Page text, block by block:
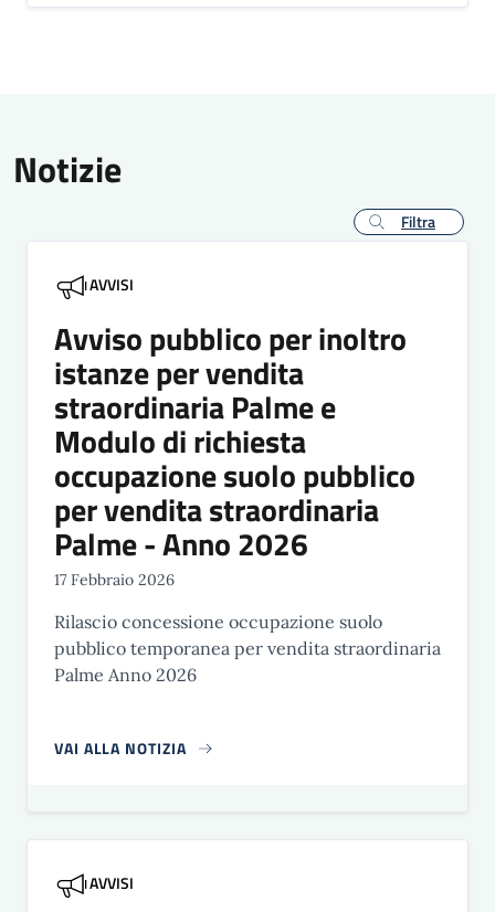
Notizie
Filtra
AVVISI
Avviso pubblico per inoltro
istanze per vendita
straordinaria Palme e
Modulo di richiesta
occupazione suolo pubblico
per vendita straordinaria
Palme - Anno 2026
17 Febbraio 2026
Rilascio concessione occupazione suolo
pubblico temporanea per vendita straordinaria
Palme Anno 2026
VAI ALLA NOTIZIA
AVVISI